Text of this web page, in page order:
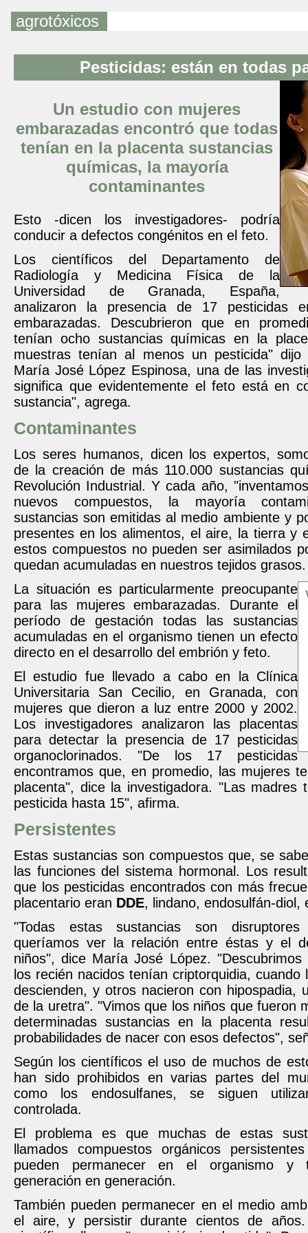
agrotóxicos
Pesticidas: están en todas
Un estudio con mujeres
embarazadas encontró que todas
tenían en la placenta sustancias
químicas, la mayoría
contaminantes
Esto -dicen los investigadores- podría
conducir a defectos congénitos en el feto.
Los científicos del Departamento de
Radiología y Medicina Física de la
Universidad de Granada, España,
analizaron la presencia de 17 pesticidas
embarazadas. Descubrieron que en
tenían ocho sustancias químicas en la
muestras tenían al menos un pesticida"
María José López Espinosa, una de las
significa que evidentemente el feto está en
sustancia", agrega.
Contaminantes
Los seres humanos, dicen los expertos,
de la creación de más 110.000 sustancias
Revolución Industrial. Y cada año,
nuevos compuestos, la mayoría
sustancias son emitidas al medio ambiente y
presentes en los alimentos, el aire, la tierra y
estos compuestos no pueden ser asimilados
quedan acumuladas en nuestros tejidos grasos.
La situación es particularmente preocupante
para las mujeres embarazadas. Durante el
período de gestación todas las sustancias
acumuladas en el organismo tienen un efecto
directo en el desarrollo del embrión y feto.
El estudio fue llevado a cabo en la Clínica
Universitaria San Cecilio, en Granada, con
mujeres que dieron a luz entre 2000 y 2002.
Los investigadores analizaron las placentas
para detectar la presencia de 17 pesticidas
organoclorinados. "De los 17 pesticidas
encontramos que, en promedio, las mujeres
placenta", dice la investigadora. "Las madres
pesticida hasta 15", afirma.
Persistentes
Estas sustancias son compuestos que, se
las funciones del sistema hormonal. Los
que los pesticidas encontrados con más
placentario eran DDE, lindano, endosulfán-diol,
"Todas estas sustancias son
queríamos ver la relación entre éstas y el
niños", dice María José López.
los recién nacidos tenían criptorquidia, cuando
descienden, y otros nacieron con hipospadia,
de la uretra". "Vimos que los niños que fueron
determinadas sustancias en la placenta
probabilidades de nacer con esos defectos",
Según los científicos el uso de muchos de
han sido prohibidos en varias partes del
como los endosulfanes, se siguen
controlada.
El problema es que muchas de estas
llamados compuestos orgánicos
pueden permanecer en el organismo y
generación en generación.
También pueden permanecer en el medio
el aire, y persistir durante cientos de